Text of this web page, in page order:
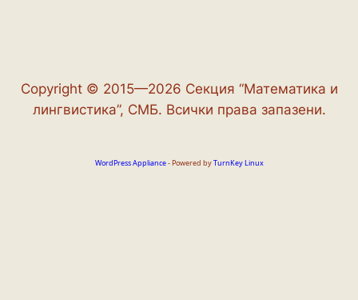
Copyright © 2015—2026 Секция “Математика и
лингвистика”, СМБ. Всички права запазени.
WordPress Appliance- Powered byTurnKey Linux